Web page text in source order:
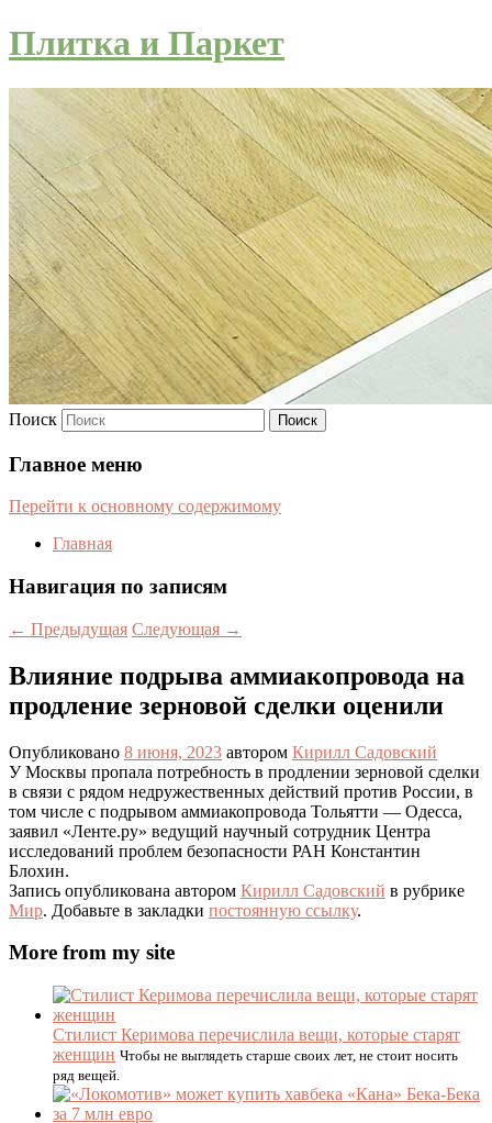
Плитка и Паркет
Поиск
Главное меню
Перейти к основному содержимому
Главная
Навигация по записям
← Предыдущая Следующая →
Влияние подрыва аммиакопровода на
продление зерновой сделки оценили
Опубликовано 8 июня, 2023 автором Кирилл Садовский
У Москвы пропала потребность в продлении зерновой сделки
в связи с рядом недружественных действий против России, в
том числе с подрывом аммиакопровода Тольятти — Одесса,
заявил «Ленте.ру» ведущий научный сотрудник Центра
исследований проблем безопасности РАН Константин
Блохин.
Запись опубликована автором Кирилл Садовский в рубрике
Мир. Добавьте в закладки постоянную ссылку.
More from my site
Стилист Керимова перечислила вещи, которые старят
женщин Чтобы не выглядеть старше своих лет, не стоит носить
ряд вещей.